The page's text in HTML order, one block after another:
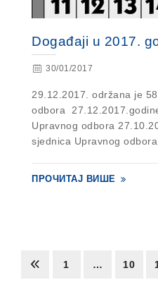
Događaji u 2017.
30/01/2017
29.12.2017. održana je
odbora
Upravnog odbora
sjednica Upravnog
ПРОЧИТАЈ ВИШЕ
1 … 10